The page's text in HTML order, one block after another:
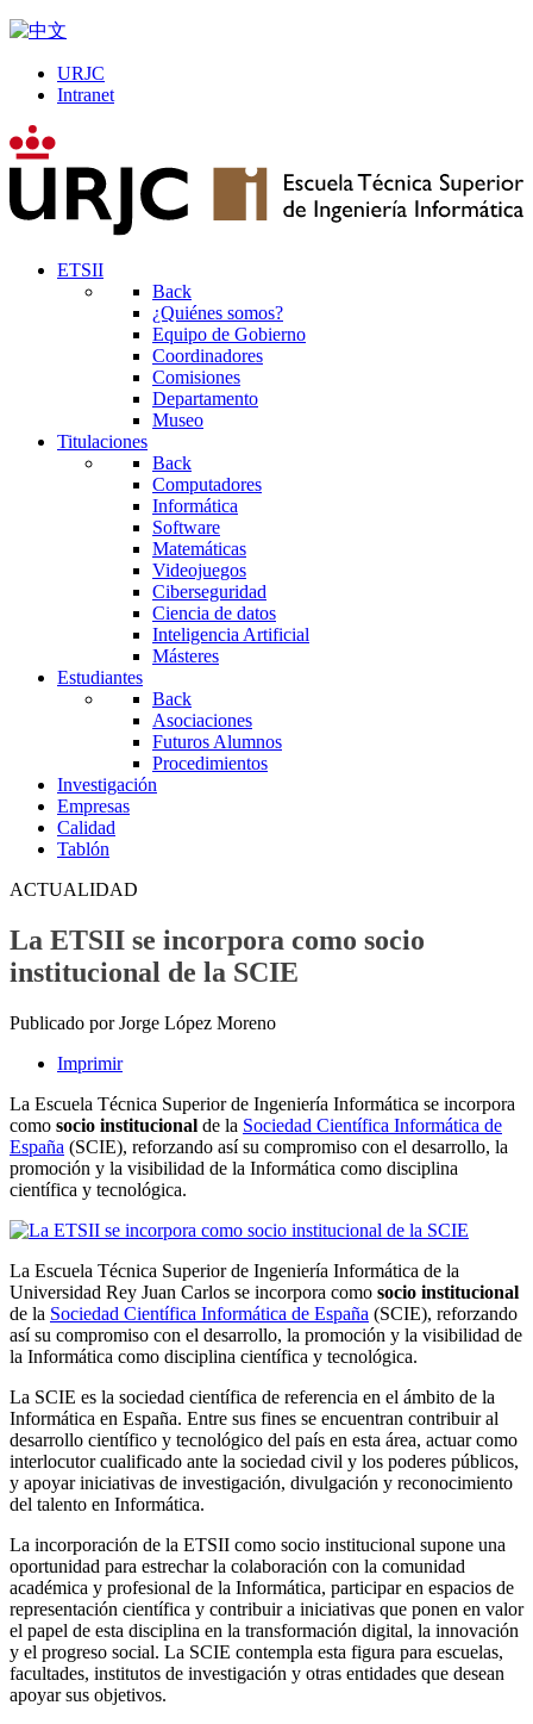
URJC
Intranet
ETSII
Back
¿Quiénes somos?
Equipo de Gobierno
Coordinadores
Comisiones
Departamento
Museo
Titulaciones
Back
Computadores
Informática
Software
Matemáticas
Videojuegos
Ciberseguridad
Ciencia de datos
Inteligencia Artificial
Másteres
Estudiantes
Back
Asociaciones
Futuros Alumnos
Procedimientos
Investigación
Empresas
Calidad
Tablón
ACTUALIDAD
La ETSII se incorpora como socio
institucional de la SCIE
Publicado por Jorge López Moreno
Imprimir
La Escuela Técnica Superior de Ingeniería Informática se incorpora
como socio institucional de la Sociedad Científica Informática de
España (SCIE), reforzando así su compromiso con el desarrollo, la
promoción y la visibilidad de la Informática como disciplina
científica y tecnológica.
La Escuela Técnica Superior de Ingeniería Informática de la
Universidad Rey Juan Carlos se incorpora como socio institucional
de la Sociedad Científica Informática de España (SCIE), reforzando
así su compromiso con el desarrollo, la promoción y la visibilidad de
la Informática como disciplina científica y tecnológica.
La SCIE es la sociedad científica de referencia en el ámbito de la
Informática en España. Entre sus fines se encuentran contribuir al
desarrollo científico y tecnológico del país en esta área, actuar como
interlocutor cualificado ante la sociedad civil y los poderes públicos,
y apoyar iniciativas de investigación, divulgación y reconocimiento
del talento en Informática.
La incorporación de la ETSII como socio institucional supone una
oportunidad para estrechar la colaboración con la comunidad
académica y profesional de la Informática, participar en espacios de
representación científica y contribuir a iniciativas que ponen en valor
el papel de esta disciplina en la transformación digital, la innovación
y el progreso social. La SCIE contempla esta figura para escuelas,
facultades, institutos de investigación y otras entidades que desean
apoyar sus objetivos.